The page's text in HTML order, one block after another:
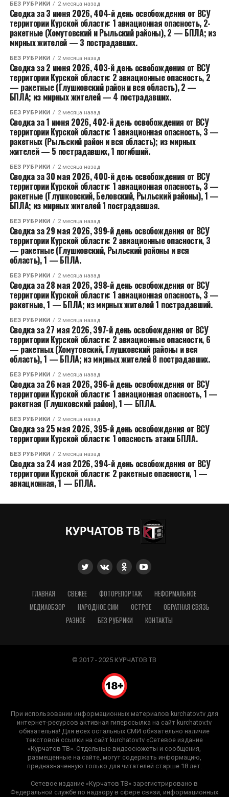
БЕЗ РУБРИКИ 2 месяца назад
Сводка за 3 июня 2026, 404-й день освобождения от ВСУ
территории Курской области: 1 авиационная опасность, 2-
ракетные (Хомутовский и Рыльский районы), 2 — БПЛА; из
мирных жителей — 3 пострадавших.
БЕЗ РУБРИКИ 2 месяца назад
Сводка за 2 июня 2026, 403-й день освобождения от ВСУ
территории Курской области: 2 авиационные опасность, 2
— ракетные (Глушковский район и вся область), 2 —
БПЛА; из мирных жителей — 4 пострадавших.
БЕЗ РУБРИКИ 2 месяца назад
Сводка за 1 июня 2026, 402-й день освобождения от ВСУ
территории Курской области: 1 авиационная опасность, 3 —
ракетных (Рыльский район и вся область); из мирных
жителей — 5 пострадавших, 1 погибший.
БЕЗ РУБРИКИ 2 месяца назад
Сводка за 30 мая 2026, 400-й день освобождения от ВСУ
территории Курской области: 1 авиационная опасность, 3 —
ракетные (Глушковский, Беловский, Рыльский районы), 1 —
БПЛА; из мирных жителей 1 пострадавшая.
БЕЗ РУБРИКИ 2 месяца назад
Сводка за 29 мая 2026, 399-й день освобождения от ВСУ
территории Курской области: 2 авиационные опасности, 3
— ракетные (Глушковский, Рыльский районы и вся
область), 1 — БПЛА.
БЕЗ РУБРИКИ 2 месяца назад
Сводка за 28 мая 2026, 398-й день освобождения от ВСУ
территории Курской области: 1 авиационная опасность, 3 —
ракетные, 1 — БПЛА; из мирных жителей 1 пострадавший.
БЕЗ РУБРИКИ 2 месяца назад
Сводка за 27 мая 2026, 397-й день освобождения от ВСУ
территории Курской области: 2 авиационные опасности, 6
— ракетных (Хомутовский, Глушковский районы и вся
область), 1 — БПЛА; из мирных жителей 8 пострадавших.
БЕЗ РУБРИКИ 2 месяца назад
Сводка за 26 мая 2026, 396-й день освобождения от ВСУ
территории Курской области: 1 авиационная опасность, 1 —
ракетная (Глушковский район), 1 — БПЛА.
БЕЗ РУБРИКИ 2 месяца назад
Сводка за 25 мая 2026, 395-й день освобождения от ВСУ
территории Курской области: 1 опасность атаки БПЛА.
БЕЗ РУБРИКИ 2 месяца назад
Сводка за 24 мая 2026, 394-й день освобождения от ВСУ
территории Курской области: 2 ракетные опасности, 1 —
авиационная, 1 — БПЛА.
ГЛАВНАЯ СВЕЖЕЕ ФОТОРЕПОРТАЖ
НЕФОРМАЛЬНОЕ
МЕДИАОБЗОР
НАРОДНОЕ СМИ ОСТРОЕ
ОБРАТНАЯ СВЯЗЬ
РАЗНОЕ
БЕЗ РУБРИКИ КОНТАКТЫ
© 2017 - 2025 КУРЧАТОВ ТВ
При использовании информационных материалов kurchatov.tv для
интернет-ресурсов активная гиперссылка на сайт kurchatov.tv
обязательна! Для всех остальных СМИ обязательно наличие
текстовой ссылки на сайт kurchatov.tv «Сетевое издание
«Курчатов ТВ». Отдельные видеосюжеты и сообщения,
размещенные на сайте, могут содержать информацию,
предназначенную только для читателей старше 18 лет.
Сетевое издание «Курчатов ТВ» зарегистрировано в
Федеральной службе по надзору в сфере связи, информационных